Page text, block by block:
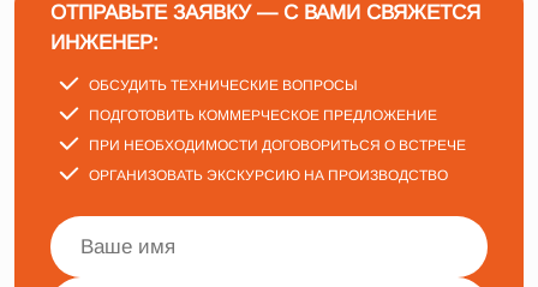
ОТПРАВЬТЕ ЗАЯВКУ — С ВАМИ СВЯЖЕТСЯ
ИНЖЕНЕР:
ОБСУДИТЬ ТЕХНИЧЕСКИЕ ВОПРОСЫ
ПОДГОТОВИТЬ КОММЕРЧЕСКОЕ ПРЕДЛОЖЕНИЕ
ПРИ НЕОБХОДИМОСТИ ДОГОВОРИТЬСЯ О ВСТРЕЧЕ
ОРГАНИЗОВАТЬ ЭКСКУРСИЮ НА ПРОИЗВОДСТВО